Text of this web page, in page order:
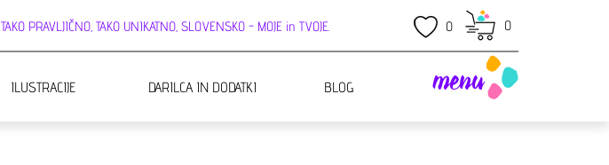
TAKO PRAVLJIČNO, TAKO UNIKATNO, SLOVENSKO - MOJE in TVOJE. 0 0
menu
ILUSTRACIJE DARILCA IN DODATKI BLOG